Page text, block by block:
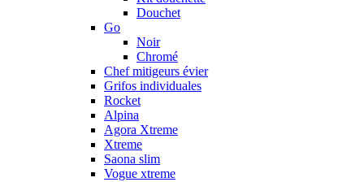
Douchet
Go
Noir
Chromé
Chef mitigeurs évier
Grifos individuales
Rocket
Alpina
Agora Xtreme
Xtreme
Saona slim
Vogue xtreme